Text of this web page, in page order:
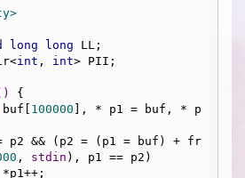
long long
int , int> PII;
{
buf[ 100000 ], * p1 = buf, * p
p2 && (p2 = (p1 = buf) + fr
, stdin ), p1 == p2)